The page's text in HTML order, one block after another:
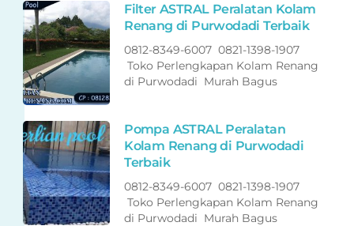
Filter ASTRAL Peralatan Kolam
Renang di Purwodadi Terbaik
0812-8349-6007 0821-1398-1907
Toko Perlengkapan Kolam Renang
di Purwodadi Murah Bagus
Pompa ASTRAL Peralatan
Kolam Renang di Purwodadi
Terbaik
0812-8349-6007 0821-1398-1907
Toko Perlengkapan Kolam Renang
di Purwodadi Murah Bagus